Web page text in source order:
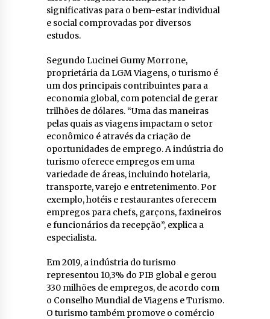
significativas para o bem-estar individual
e social comprovadas por diversos
estudos.
Segundo Lucinei Gumy Morrone,
proprietária da LGM Viagens, o turismo é
um dos principais contribuintes para a
economia global, com potencial de gerar
trilhões de dólares. “Uma das maneiras
pelas quais as viagens impactam o setor
econômico é através da criação de
oportunidades de emprego. A indústria do
turismo oferece empregos em uma
variedade de áreas, incluindo hotelaria,
transporte, varejo e entretenimento. Por
exemplo, hotéis e restaurantes oferecem
empregos para chefs, garçons, faxineiros
e funcionários da recepção”, explica a
especialista.
Em 2019, a indústria do turismo
representou 10,3% do PIB global e gerou
330 milhões de empregos, de acordo com
o Conselho Mundial de Viagens e Turismo.
O turismo também promove o comércio